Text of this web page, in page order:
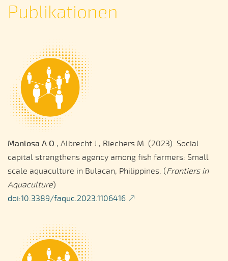
Publikationen
Manlosa A.O., Albrecht J., Riechers M. (2023). Social
capital strengthens agency among fish farmers: Small
scale aquaculture in Bulacan, Philippines. (Frontiers in
Aquaculture)
doi:10.3389/faquc.2023.1106416​​​​​​​